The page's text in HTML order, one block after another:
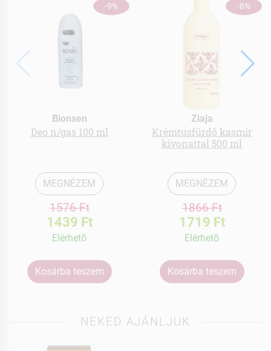
-9%
Bionsen
Deo n/gas 100 ml
MEGNÉZEM
1576 Ft
1439 Ft
Elérhetõ
Kosárba teszem
-8%
Ziaja
Krémtusfürdő kasmír
kivonattal 500 ml
MEGNÉZEM
1866 Ft
1719 Ft
Elérhetõ
Kosárba teszem
NEKED AJÁNLJUK